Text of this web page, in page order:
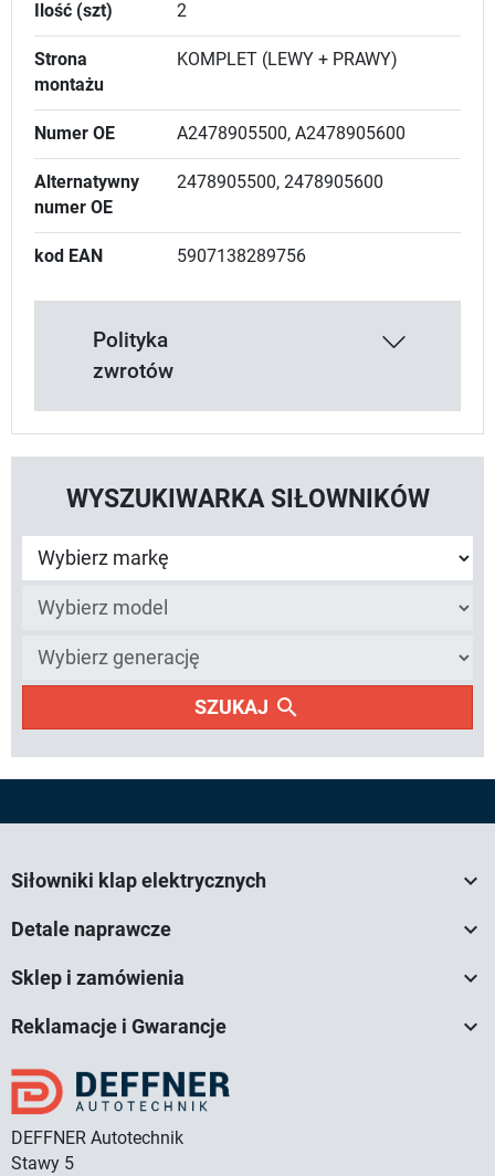
Ilość (szt) 2
Strona
montażu
KOMPLET (LEWY + PRAWY)
Numer OE A2478905500, A2478905600
Alternatywny
numer OE
2478905500, 2478905600
kod EAN 5907138289756
Polityka
zwrotów
WYSZUKIWARKA SIŁOWNIKÓW
SZUKAJ search
Siłowniki klap elektrycznych 
Detale naprawcze 
Sklep i zamówienia 
Reklamacje i Gwarancje 
DEFFNER Autotechnik
Stawy 5